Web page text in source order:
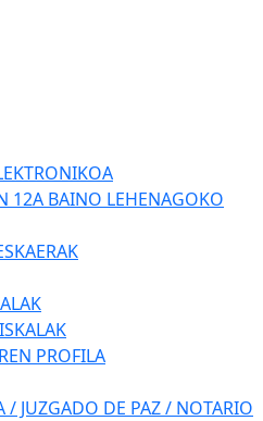
12A BAINO LEHENAGOKO
PROFILA
/ JUZGADO DE PAZ / NOTARIO